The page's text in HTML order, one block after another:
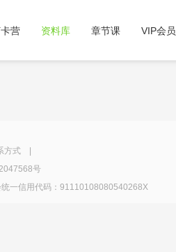
营 资料库 章节课 VIP会员
方式|
号
一信用代码：91110108080540268X